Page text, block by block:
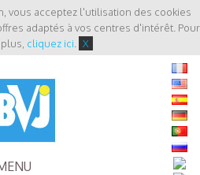
vous acceptez l'utilisation des cookies
adaptés à vos centres d'intérêt. Pour
cliquez ici X